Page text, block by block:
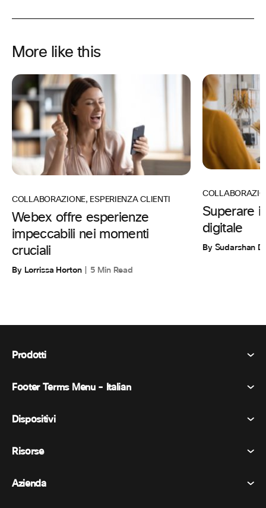
More like this
COLLABORAZIONE, ESPERIENZA CLIENTI
Webex offre esperienze
impeccabili nei momenti
cruciali
By Lorrissa Horton 5 Min Read
Superare i
digitale
By Sudarshan
Prodotti
Webex Suite
Messaggistica
Eventi
Footer Terms Menu - Italian
Termini e condizioni
Marchi
Dispositivi
Dispositivi della stanza
Risorse
Prezzi
Azienda